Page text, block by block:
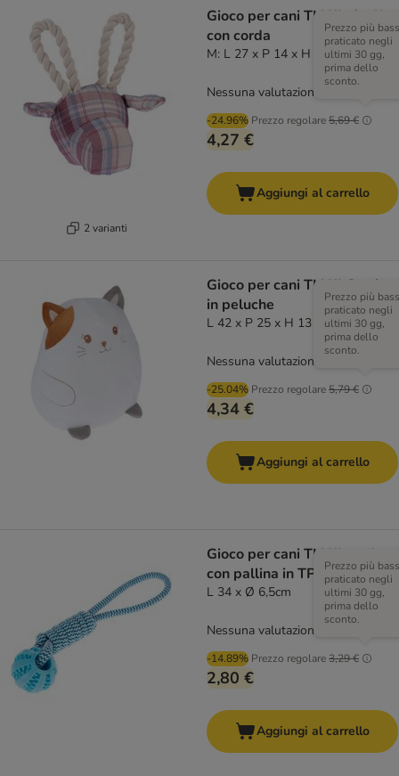
2 varianti
Gioco per cani TIAKI giraffa
con corda
M: L 27 x P 14 x H 23 cm
-24.96% Prezzo regolare5,69 €
Prezzo più
praticato negli
ultimi 30 gg,
prima dello
sconto.
4,27 €
Nessuna valutazione
Aggiungi al carrello
Gioco per cani TIAKI Gattino
in peluche
L 42 x P 25 x H 13 cm
-25.04% Prezzo regolare5,79 €
Prezzo più
praticato negli
ultimi 30 gg,
prima dello
sconto.
4,34 €
Nessuna valutazione
Aggiungi al carrello
Gioco per cani TIAKI corda
con pallina in TPR
L 34 x Ø 6,5cm
-14.89% Prezzo regolare3,29 €
Prezzo più
praticato negli
ultimi 30 gg,
prima dello
sconto.
2,80 €
Nessuna valutazione
Aggiungi al carrello